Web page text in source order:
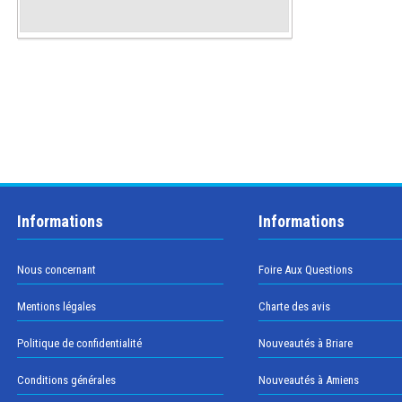
Informations
Nous concernant
Mentions légales
Politique de confidentialité
Conditions générales
Informations
Foire Aux Questions
Charte des avis
Nouveautés à Briare
Nouveautés à Amiens